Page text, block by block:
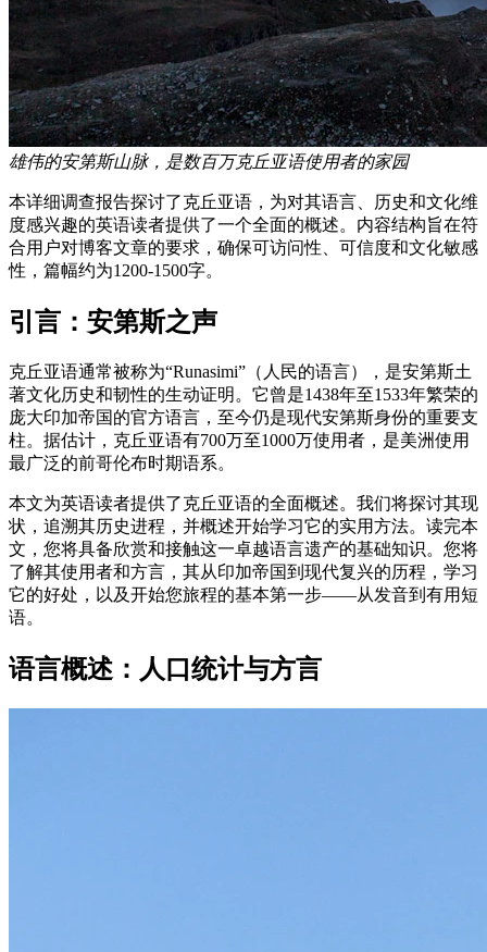
雄伟的安第斯山脉，是数百万克丘亚语使用者的家园
本详细调查报告探讨了克丘亚语，为对其语言、历史和文化维
度感兴趣的英语读者提供了一个全面的概述。内容结构旨在符
合用户对博客文章的要求，确保可访问性、可信度和文化敏感
性，篇幅约为1200-1500字。
引言：安第斯之声
克丘亚语通常被称为“Runasimi”（人民的语言），是安第斯土
著文化历史和韧性的生动证明。它曾是1438年至1533年繁荣的
庞大印加帝国的官方语言，至今仍是现代安第斯身份的重要支
柱。据估计，克丘亚语有700万至1000万使用者，是美洲使用
最广泛的前哥伦布时期语系。
本文为英语读者提供了克丘亚语的全面概述。我们将探讨其现
状，追溯其历史进程，并概述开始学习它的实用方法。读完本
文，您将具备欣赏和接触这一卓越语言遗产的基础知识。您将
了解其使用者和方言，其从印加帝国到现代复兴的历程，学习
它的好处，以及开始您旅程的基本第一步——从发音到有用短
语。
语言概述：人口统计与方言